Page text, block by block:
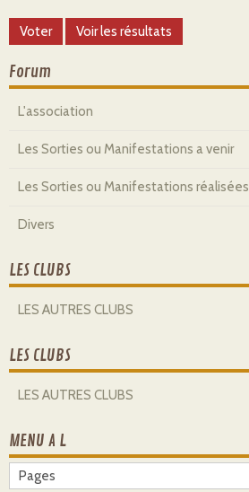
Forum
L'association
Les Sorties ou Manifestations a venir
Les Sorties ou Manifestations réalisées
Divers
LES CLUBS
LES AUTRES CLUBS
LES CLUBS
LES AUTRES CLUBS
MENU A L